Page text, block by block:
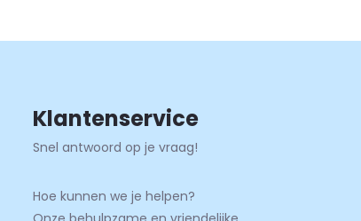
Klantenservice
Snel antwoord op je vraag!
Hoe kunnen we je helpen?